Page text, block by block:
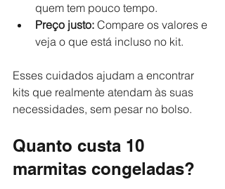
quem tem pouco tempo.
Preço justo: Compare os valores e
veja o que está incluso no kit.
Esses cuidados ajudam a encontrar
kits que realmente atendam às suas
necessidades, sem pesar no bolso.
Quanto custa 10
marmitas congeladas?